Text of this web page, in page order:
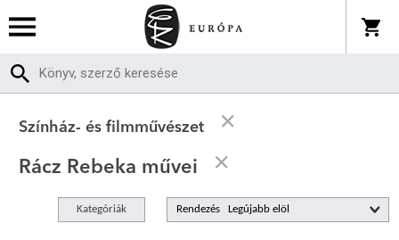
Színház- és filmművészet
Rácz Rebeka művei
Kategóriák Rendezés